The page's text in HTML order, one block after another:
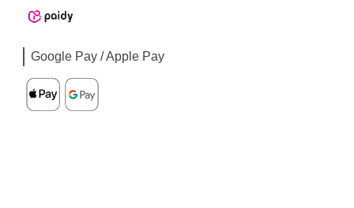
Google Pay / Apple Pay